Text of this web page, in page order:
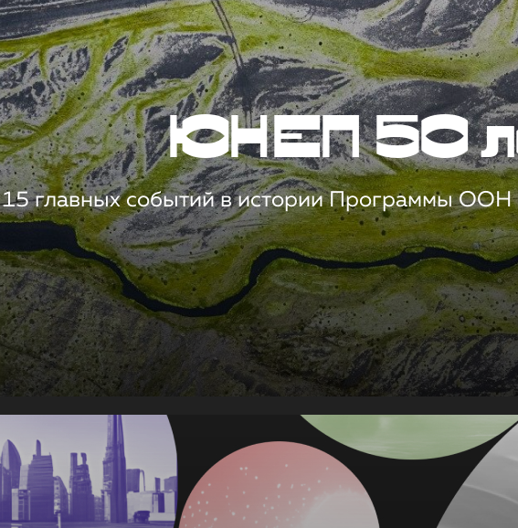
ЮНЕП 50
15 главных событий в истории Программы